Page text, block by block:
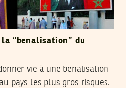
la “benalisation” du
vie à une benalisation
pays les plus gros risques.